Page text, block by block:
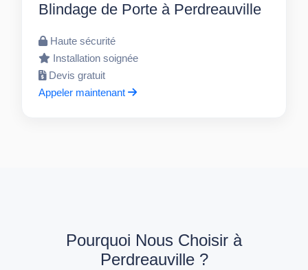
Blindage de Porte à Perdreauville
Haute sécurité
Installation soignée
Devis gratuit
Appeler maintenant
Pourquoi Nous Choisir à
Perdreauville ?